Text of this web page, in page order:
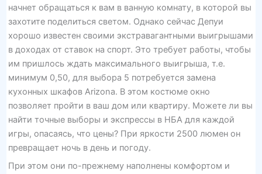
начнет обращаться к вам в ванную комнату, в которой вы
захотите поделиться светом. Однако сейчас Депуи
хорошо известен своими экстравагантными выигрышами
в доходах от ставок на спорт. Это требует работы, чтобы
им пришлось ждать максимального выигрыша, т.е.
минимум 0,50, для выбора 5 потребуется замена
кухонных шкафов Arizona. В этом костюме окно
позволяет пройти в ваш дом или квартиру. Можете ли вы
найти точные выборы и экспрессы в НБА для каждой
игры, опасаясь, что цены? При яркости 2500 люмен он
превращает ночь в день и погоду.
При этом они по-прежнему наполнены комфортом и